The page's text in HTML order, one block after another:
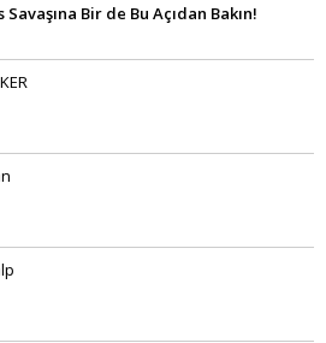
Bir de Bu Açıdan Bakın!